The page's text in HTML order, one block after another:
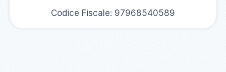
Codice Fiscale: 97968540589